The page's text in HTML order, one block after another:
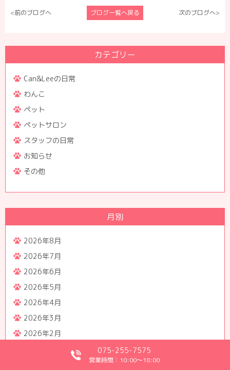
<前のブログへ ブログ一覧へ戻る 次のブログへ>
カテゴリー
Can&Leeの日常
わんこ
ペット
ペットサロン
スタッフの日常
お知らせ
その他
月別
2026年8月
2026年7月
2026年6月
2026年5月
2026年4月
2026年3月
2026年2月
075-255-7575
営業時間：10:00～18:00